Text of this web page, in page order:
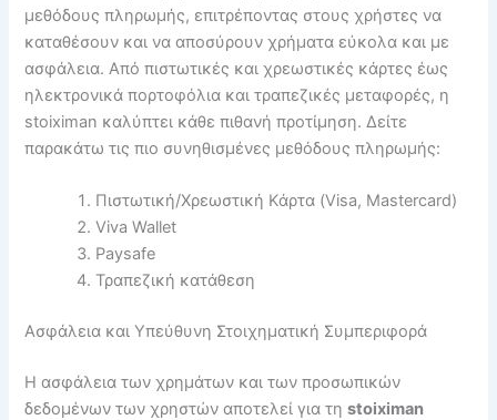
μεθόδους πληρωμής, επιτρέποντας στους χρήστες να
καταθέσουν και να αποσύρουν χρήματα εύκολα και με
ασφάλεια. Από πιστωτικές και χρεωστικές κάρτες έως
ηλεκτρονικά πορτοφόλια και τραπεζικές μεταφορές, η
stoiximan καλύπτει κάθε πιθανή προτίμηση. Δείτε
παρακάτω τις πιο συνηθισμένες μεθόδους πληρωμής:
Πιστωτική/Χρεωστική Κάρτα (Visa, Mastercard)
Viva Wallet
Paysafe
Τραπεζική κατάθεση
Ασφάλεια και Υπεύθυνη Στοιχηματική Συμπεριφορά
Η ασφάλεια των χρημάτων και των προσωπικών
δεδομένων των χρηστών αποτελεί για τηstoiximan